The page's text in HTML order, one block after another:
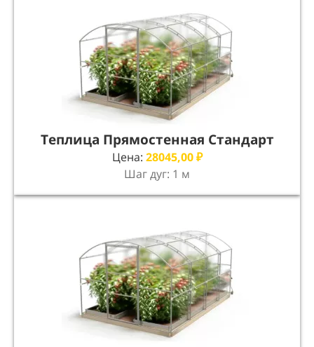
Теплица Прямостенная Стандарт
Цена: 28045,00 ₽
Шаг дуг: 1 м